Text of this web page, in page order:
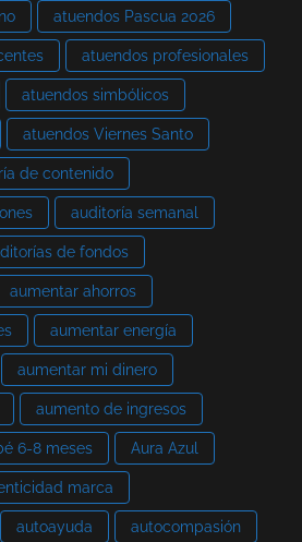
atuendos Pascua 2026
atuendos profesionales
atuendos simbólicos
atuendos Viernes Santo
de contenido
auditoría semanal
de fondos
aumentar ahorros
aumentar energía
aumentar mi dinero
aumento de ingresos
6-8 meses Aura Azul
marca
autoayuda autocompasión